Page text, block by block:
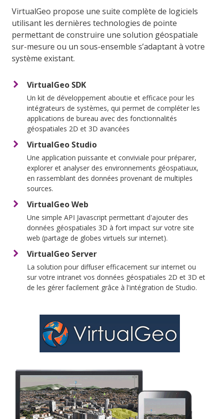
VirtualGeo propose une suite complète de logiciels
utilisant les dernières technologies de pointe
permettant de construire une solution géospatiale
sur-mesure ou un sous-ensemble s’adaptant à votre
système existant.
VirtualGeo SDK
Un kit de développement aboutie et efficace pour les
intégrateurs de systèmes, qui permet de compléter les
applications de bureau avec des fonctionnalités
géospatiales 2D et 3D avancées
VirtualGeo Studio
Une application puissante et conviviale pour préparer,
explorer et analyser des environnements géospatiaux,
en rassemblant des données provenant de multiples
sources.
VirtualGeo Web
Une simple API Javascript permettant d'ajouter des
données géospatiales 3D à fort impact sur votre site
web (partage de globes virtuels sur internet).
VirtualGeo Server
La solution pour diffuser efficacement sur internet ou
sur votre intranet vos données géospatiales 2D et 3D et
de les gérer facilement grâce à l'intégration de Studio.